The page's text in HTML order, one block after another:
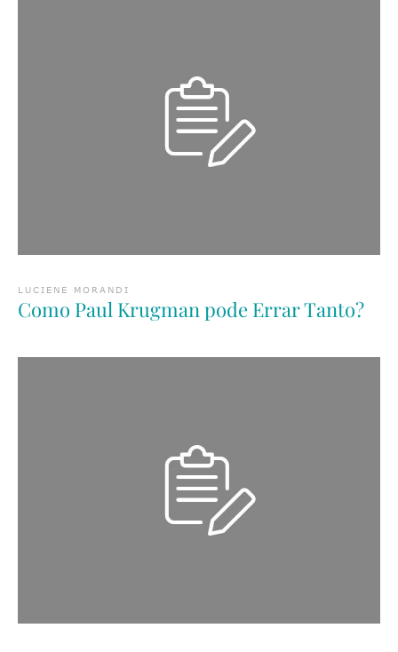
LUCIENE MORANDI
Como Paul Krugman pode Errar Tanto?